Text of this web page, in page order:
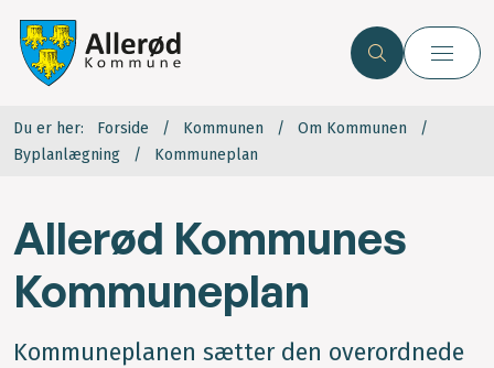
Du er her: Forside Kommunen
Om Kommunen
Byplanlægning
Kommuneplan
Allerød Kommunes
Kommuneplan
Kommuneplanen sætter den overordnede